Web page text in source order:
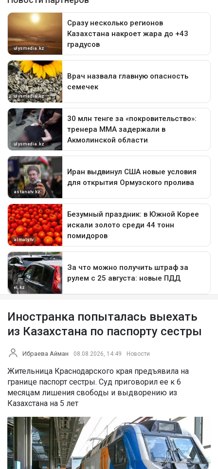
Иностранка попыталась выехать
из Казахстана по паспорту сестры
Ибраева Айман 08.08.2026, 14:49 Новости
Жительница Краснодарского края предъявила на
границе паспорт сестры. Суд приговорил ее к 6
месяцам лишения свободы и выдворению из
Казахстана на 5 лет